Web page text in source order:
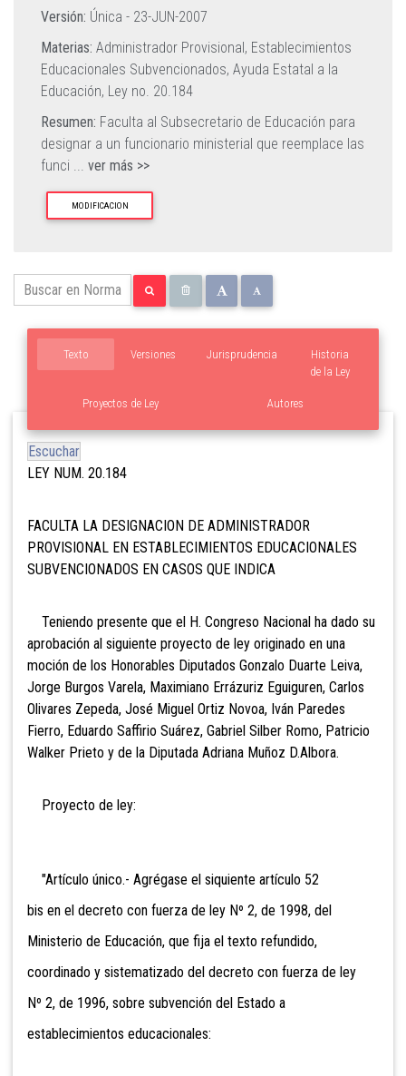
Versión: Única - 23-JUN-2007
Materias: Administrador Provisional, Establecimientos
Educacionales Subvencionados, Ayuda Estatal a la
Educación, Ley no. 20.184
Resumen: Faculta al Subsecretario de Educación para
designar a un funcionario ministerial que reemplace las
funci ... ver más >>
MODIFICACION
Texto Versiones
Proyectos de Ley Autores
Jurisprudencia
Historia
de la Ley
Escuchar
LEY NUM. 20.184
FACULTA LA DESIGNACION DE ADMINISTRADOR
PROVISIONAL EN ESTABLECIMIENTOS EDUCACIONALES
SUBVENCIONADOS EN CASOS QUE INDICA
Teniendo presente que el H. Congreso Nacional ha dado su
aprobación al siguiente proyecto de ley originado en una
moción de los Honorables Diputados Gonzalo Duarte Leiva,
Jorge Burgos Varela, Maximiano Errázuriz Eguiguren, Carlos
Olivares Zepeda, José Miguel Ortiz Novoa, Iván Paredes
Fierro, Eduardo Saffirio Suárez, Gabriel Silber Romo, Patricio
Walker Prieto y de la Diputada Adriana Muñoz D.Albora.
Proyecto de ley:
"Artículo único.- Agrégase el siquiente artículo 52
bis en el decreto con fuerza de ley Nº 2, de 1998, del
Ministerio de Educación, que fija el texto refundido,
coordinado y sistematizado del decreto con fuerza de ley
Nº 2, de 1996, sobre subvención del Estado a
establecimientos educacionales: